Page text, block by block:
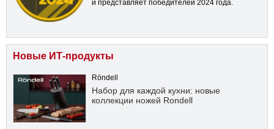
и представляет победителей 2024 года.
Новые ИТ-продукты
Röndell
Набор для каждой кухни: новые
коллекции ножей Rondell